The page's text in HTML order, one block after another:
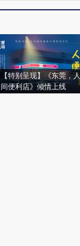
【特别呈现】《东莞，人
间便利店》倾情上线